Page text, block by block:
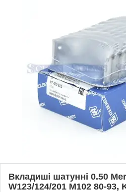
Вкладиші шатунні 0.50
W123/124/201 M102 80-93,